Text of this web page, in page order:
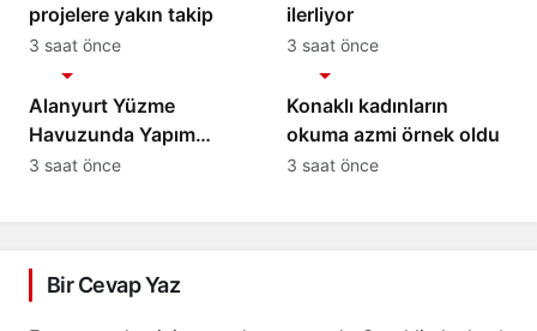
projelere yakın takip
3 saat önce
ilerliyor
3 saat önce
Alanyurt Yüzme
Havuzunda Yapım
Çalışmaları Sürüyor
3 saat önce
Konaklı kadınların
okuma azmi örnek oldu
3 saat önce
Bir Cevap Yaz